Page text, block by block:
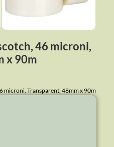
46 microni,
x 90m
microni, Transparent, 48mm x 90m